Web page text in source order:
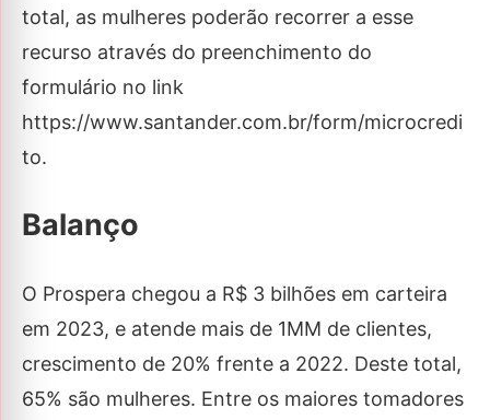
total, as mulheres poderão recorrer a esse
recurso através do preenchimento do
formulário no link
https://www.santander.com.br/form/microcredi
to.
Balanço
O Prospera chegou a R$ 3 bilhões em carteira
em 2023, e atende mais de 1MM de clientes,
crescimento de 20% frente a 2022. Deste total,
65% são mulheres. Entre os maiores tomadores